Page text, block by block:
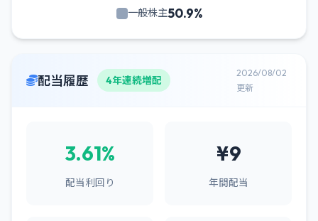
一般株主50.9%
配当履歴 4年連続増配
2026/08/02
更新
3.61%
配当利回り
¥9
年間配当